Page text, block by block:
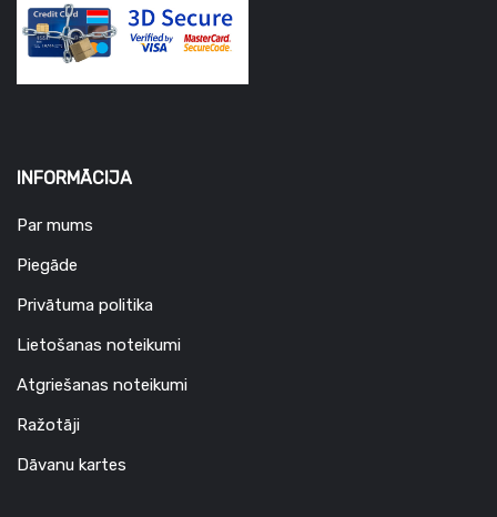
INFORMĀCIJA
Par mums
Piegāde
Privātuma politika
Lietošanas noteikumi
Atgriešanas noteikumi
Ražotāji
Dāvanu kartes